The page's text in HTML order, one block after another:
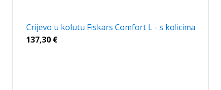
Crijevo u kolutu Fiskars Comfort L - s kolicima
137,30 €